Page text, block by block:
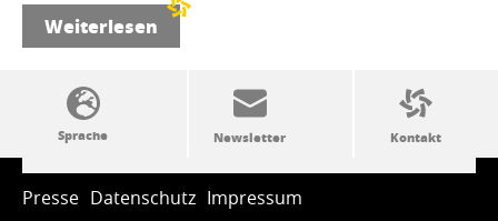
Weiterlesen
SSW-Politik von A bis Z
Presse Datenschutz Impressum